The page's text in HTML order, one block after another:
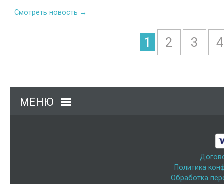
Смотреть новость →
1 2 3 4
МЕНЮ
Политика
Обработка